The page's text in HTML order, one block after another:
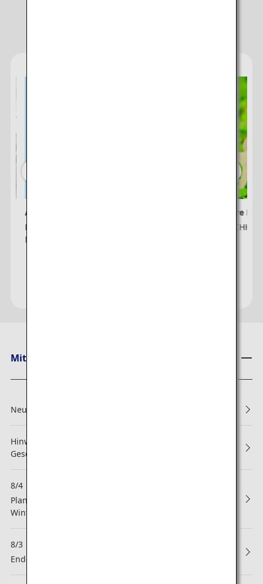
ANA e-Newsletter
Registrieren Sie sich hier für den ANA e-
Newsletter
ANA Future
ANA x
Mitteilungen von ANA
Neu: Reservierungen und Boarding
Hinweis zu Änderungen der Allgemeinen
Geschäftsbedingungen des ANA Mileage Club
8/4
Planmäßige Wartungsarbeiten zur Veröffentlichung des
Winterflugplans 2026 für innerjapanische Flüge
8/3
Ende der Partnerschaft mit Asiana Airlines (OZ)